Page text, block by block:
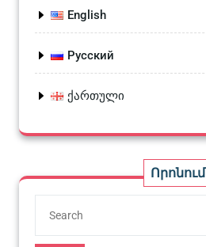
English
Русский
ქართული
Որոնում